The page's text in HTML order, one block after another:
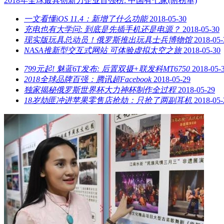
一文看懂iOS 11.4：新增了什么功能 2018-05-30
充电也有大学问: 到底是先插手机还是电源？ 2018-05-30
现实版玩具总动员！俄罗斯推出玩具士兵博物馆 2018-
NASA推新型交互式网站 可体验虚拟太空之旅 2018-05-30
799元起! 魅蓝6T发布: 后置双摄+联发科MT6750 2018-05-
2018全球品牌百强：腾讯超Facebook 2018-05-29
独家揭秘俄罗斯世界杯大力神杯制作全过程 2018-05-29
18岁劫匪冲进苹果零售店抢劫：只抢了两副耳机 2018-